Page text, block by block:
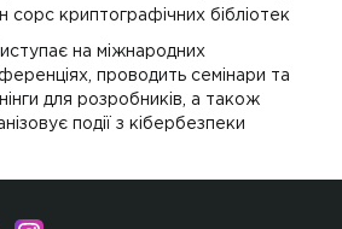
сорс криптографічних бібліотек
на міжнародних
проводить семінари та
для розробників, а також
події з кібербезпеки